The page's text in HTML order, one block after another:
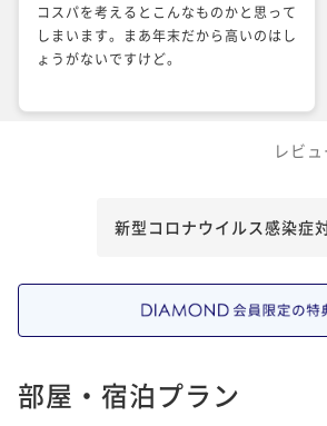
コスパを考えるとこんなものかと思って
しまいます。まあ年末だから高いのはし
ょうがないですけど。
レビ
新型コロナウイルス感染症
部屋・宿泊プラン